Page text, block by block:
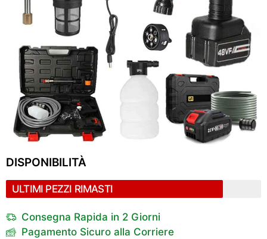
DISPONIBILITÀ
ULTIMI PEZZI RIMASTI
Consegna Rapida in 2 Giorni
Pagamento Sicuro alla Corriere